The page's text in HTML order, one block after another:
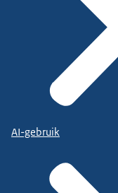
AI-gebruik